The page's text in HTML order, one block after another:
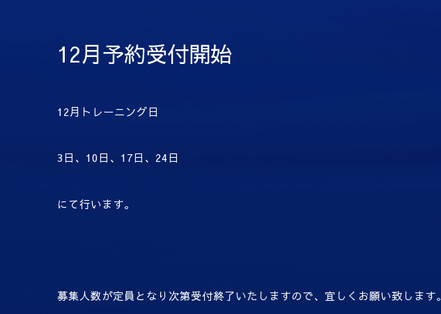
12月予約受付開始
12月トレーニング日
3日、10日、17日、24日
にて行います。
募集人数が定員となり次第受付終了いたしますので、宜しくお願い致します。